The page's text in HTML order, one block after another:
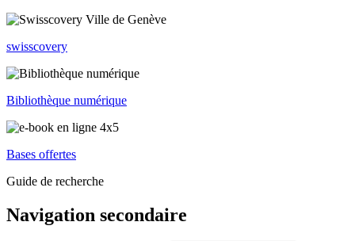
swisscovery
Bibliothèque numérique
Bases offertes
Guide de recherche
Navigation secondaire